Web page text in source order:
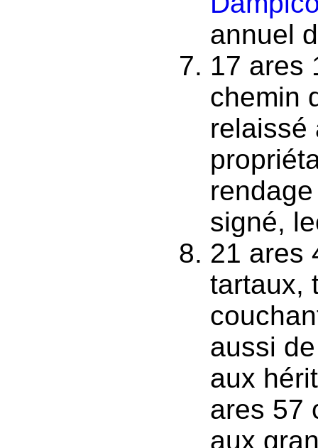
annuel
17 ares
chemin
relaissé
signé,
21 ares
tartaux,
aussi
aux
ares 57
aux